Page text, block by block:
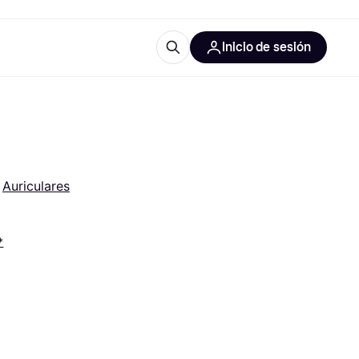
categorías
Inicio de sesión
Auriculares